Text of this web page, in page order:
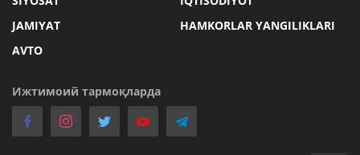
JAMIYAT
HAMKORLAR YANGILIKLARI
AVTO
Ижтимоий тармоқларда